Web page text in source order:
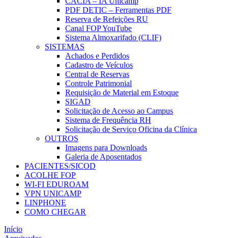
PDF DETIC – Ferramentas PDF
Reserva de Refeições RU
Canal FOP YouTube
Sistema Almoxarifado (CLIF)
SISTEMAS
Achados e Perdidos
Cadastro de Veículos
Central de Reservas
Controle Patrimonial
Requisição de Material em Estoque
SIGAD
Solicitação de Acesso ao Campus
Sistema de Frequência RH
Solicitação de Serviço Oficina da Clínica
OUTROS
Imagens para Downloads
Galeria de Aposentados
PACIENTES/SICOD
ACOLHE FOP
WI-FI EDUROAM
VPN UNICAMP
LINPHONE
COMO CHEGAR
Início